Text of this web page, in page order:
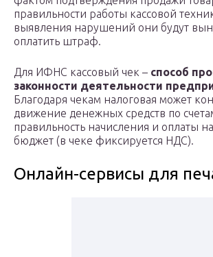
правильности работы кассовой
выявления нарушений они будут
оплатить штраф.
Для ИФНС кассовый чек – способ
законности деятельности
Благодаря чекам налоговая может
движение денежных средств по
правильность начисления и оплаты
бюджет (в чеке фиксируется НДС).
Онлайн-сервисы для